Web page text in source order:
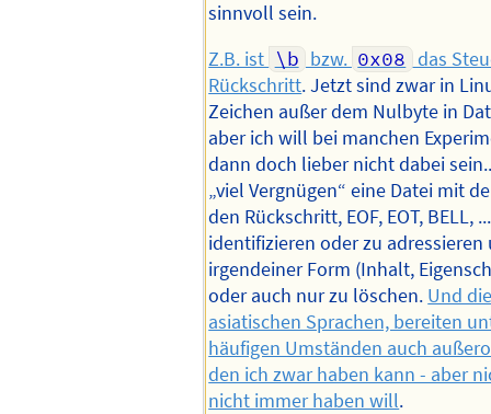
sinnvoll sein.
Z.B. ist \b bzw. 0x08 das
Rückschritt. Jetzt sind zwar in
Zeichen außer dem Nulbyte in
aber ich will bei manchen
dann doch lieber nicht dabei
„viel Vergnügen“ eine Datei mit
den Rückschritt, EOF, EOT, BELL,
identifizieren oder zu adressieren
irgendeiner Form (Inhalt,
oder auch nur zu löschen. Und
asiatischen Sprachen, bereiten
häufigen Umständen auch
den ich zwar haben kann - aber
nicht immer haben will.